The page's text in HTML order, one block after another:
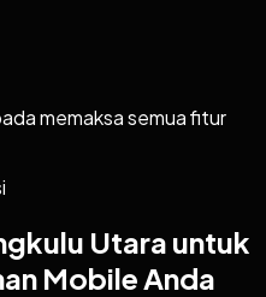
memaksa semua fitur
Utara untuk
Mobile Anda